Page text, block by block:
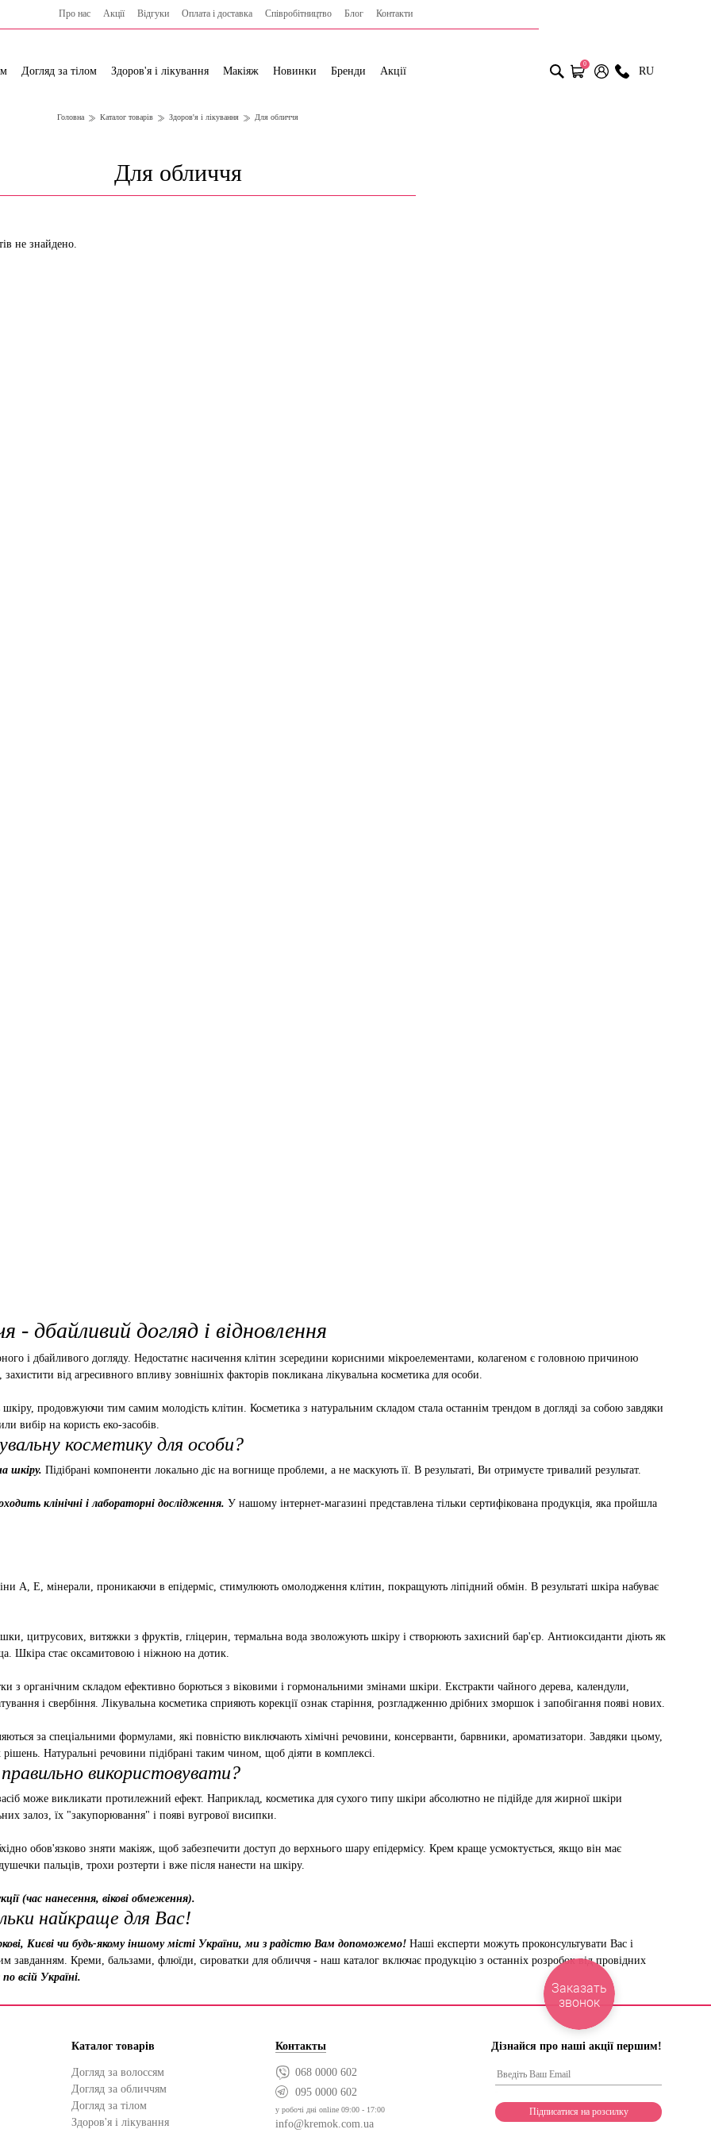
Про нас Акції Відгуки Оплата і доставка Cпівробітництво Блог Контакти
Догляд за тілом Здоров'я і лікування Макіяж Новинки Бренди Акції
0
RU
Головна Каталог товарів Здоров'я і лікування Для обличчя
Для обличчя
не знайдено.
- дбайливий догляд і відновлення
і дбайливого догляду. Недостатнє насичення клітин зсередини корисними мікроелементами, колагеном є головною причиною
захистити від агресивного впливу зовнішніх факторів покликана лікувальна косметика для особи.
продовжуючи тим самим молодість клітин. Косметика з натуральним складом стала останнім трендом в догляді за собою завдяки
вибір на користь еко-засобів.
косметику для особи?
шкіру. Підібрані компоненти локально діє на вогнище проблеми, а не маскують її. В результаті, Ви отримуєте тривалий результат.
клінічні і лабораторні дослідження. У нашому інтернет-магазині представлена ​​тільки сертифікована продукція, яка пройшла
А, Е, мінерали, проникаючи в епідерміс, стимулюють омолодження клітин, покращують ліпідний обмін. В результаті шкіра набуває
цитрусових, витяжки з фруктів, гліцерин, термальна вода зволожують шкіру і створюють захисний бар'єр. Антиоксиданти діють як
Шкіра стає оксамитовою і ніжною на дотик.
з органічним складом ефективно борються з віковими і гормональними змінами шкіри. Екстракти чайного дерева, календули,
і свербіння. Лікувальна косметика сприяють корекції ознак старіння, розгладженню дрібних зморшок і запобігання появі нових.
за спеціальними формулами, які повністю виключають хімічні речовини, консерванти, барвники, ароматизатори. Завдяки цьому,
Натуральні речовини підібрані таким чином, щоб діяти в комплексі.
використовувати?
може викликати протилежний ефект. Наприклад, косметика для сухого типу шкіри абсолютно не підійде для жирної шкіри
залоз, їх "закупорювання" і появі вугрової висипки.
обов'язково зняти макіяж, щоб забезпечити доступ до верхнього шару епідермісу. Крем краще усмоктується, якщо він має
пальців, трохи розтерти і вже після нанести на шкіру.
(час нанесення, вікові обмеження).
найкраще для Вас!
Києві чи будь-якому іншому місті України, ми з радістю Вам допоможемо! Наші експерти можуть проконсультувати Вас і
завданням. Креми, бальзами, флюїди, сироватки для обличчя - наш каталог включає продукцію з останніх розробок від провідних
всій Україні.
Каталог товарів
Догляд за волоссям
Догляд за обличчям
Догляд за тілом
Здоров'я і лікування
Контакты
068 0000 602
095 0000 602
у робочі дні online 09:00 - 17:00
info@kremok.com.ua
Дізнайся про наші акції першим!
Заказать
звонок